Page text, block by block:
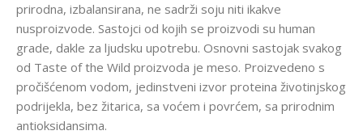
prirodna, izbalansirana, ne sadrži soju niti ikakve
nusproizvode. Sastojci od kojih se proizvodi su human
grade, dakle za ljudsku upotrebu. Osnovni sastojak svakog
od Taste of the Wild proizvoda je meso. Proizvedeno s
pročišćenom vodom, jedinstveni izvor proteina životinjskog
podrijekla, bez žitarica, sa voćem i povrćem, sa prirodnim
antioksidansima.